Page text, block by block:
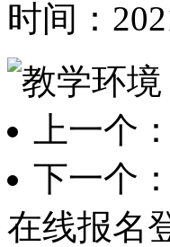
时间：
上一个：
下一个：
在线报名